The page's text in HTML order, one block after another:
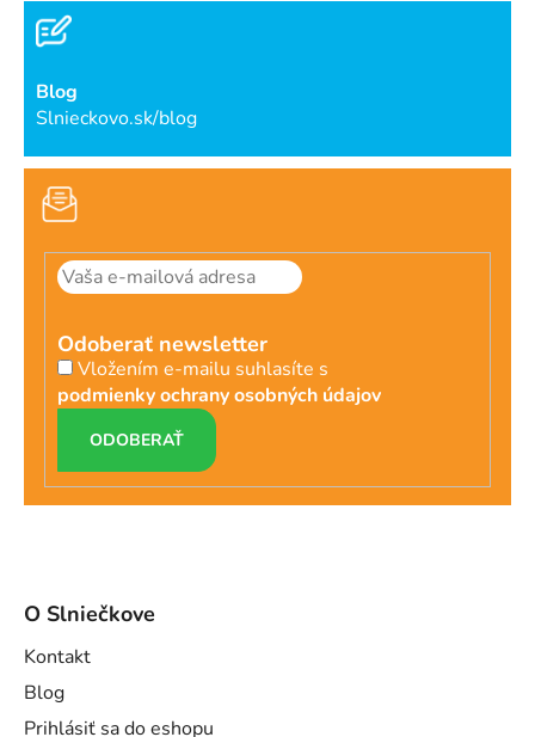
Blog
Slnieckovo.sk/blog
Odoberať newsletter
Vložením e-mailu suhlasíte s
podmienky ochrany osobných údajov
PRIHLÁSIŤ
SA
O Slniečkove
Kontakt
Blog
Prihlásiť sa do eshopu